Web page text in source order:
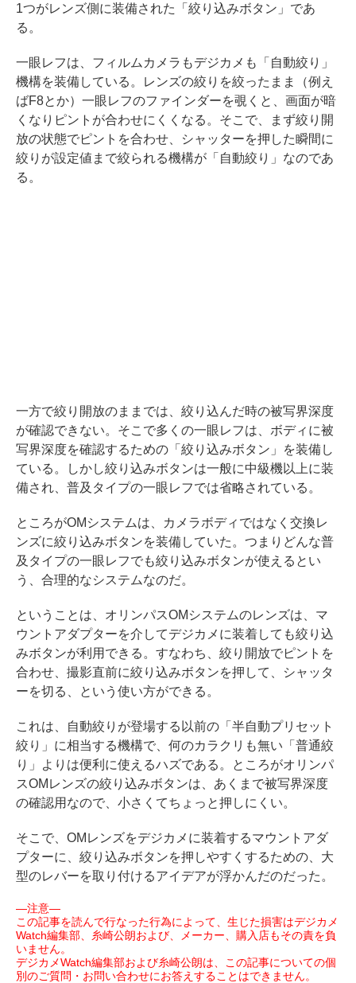
1つがレンズ側に装備された「絞り込みボタン」であ
る。
一眼レフは、フィルムカメラもデジカメも「自動絞り」
機構を装備している。レンズの絞りを絞ったまま（例え
ばF8とか）一眼レフのファインダーを覗くと、画面が暗
くなりピントが合わせにくくなる。そこで、まず絞り開
放の状態でピントを合わせ、シャッターを押した瞬間に
絞りが設定値まで絞られる機構が「自動絞り」なのであ
る。
一方で絞り開放のままでは、絞り込んだ時の被写界深度
が確認できない。そこで多くの一眼レフは、ボディに被
写界深度を確認するための「絞り込みボタン」を装備し
ている。しかし絞り込みボタンは一般に中級機以上に装
備され、普及タイプの一眼レフでは省略されている。
ところがOMシステムは、カメラボディではなく交換レ
ンズに絞り込みボタンを装備していた。つまりどんな普
及タイプの一眼レフでも絞り込みボタンが使えるとい
う、合理的なシステムなのだ。
ということは、オリンパスOMシステムのレンズは、マ
ウントアダプターを介してデジカメに装着しても絞り込
みボタンが利用できる。すなわち、絞り開放でピントを
合わせ、撮影直前に絞り込みボタンを押して、シャッタ
ーを切る、という使い方ができる。
これは、自動絞りが登場する以前の「半自動プリセット
絞り」に相当する機構で、何のカラクリも無い「普通絞
り」よりは便利に使えるハズである。ところがオリンパ
スOMレンズの絞り込みボタンは、あくまで被写界深度
の確認用なので、小さくてちょっと押しにくい。
そこで、OMレンズをデジカメに装着するマウントアダ
プターに、絞り込みボタンを押しやすくするための、大
型のレバーを取り付けるアイデアが浮かんだのだった。
―注意―
この記事を読んで行なった行為によって、生じた損害はデジカメ
Watch編集部、糸崎公朗および、メーカー、購入店もその責を負
いません。
デジカメWatch編集部および糸崎公朗は、この記事についての個
別のご質問・お問い合わせにお答えすることはできません。